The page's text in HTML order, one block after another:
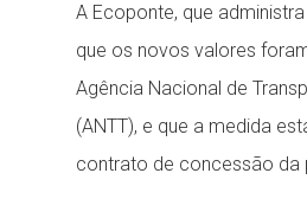
A Ecoponte, que
que os novos valores
Agência Nacional de
(ANTT), e que a medida
contrato de concessão da